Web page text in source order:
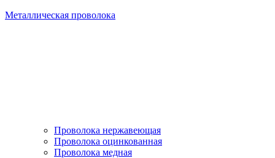
Металлическая проволока
Проволока нержавеющая
Проволока оцинкованная
Проволока медная